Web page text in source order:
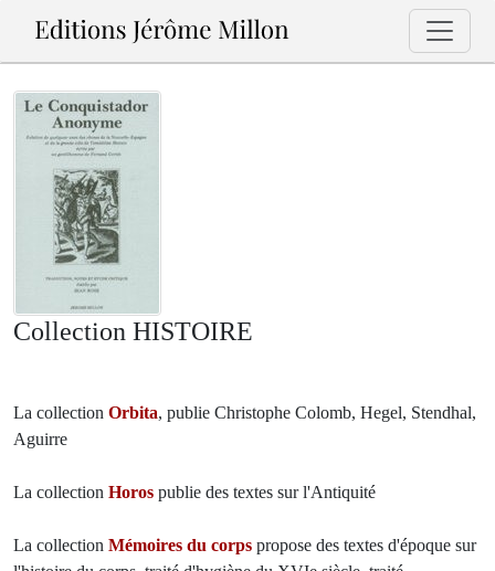
Collection HISTOIRE
La collection Orbita, publie Christophe Colomb, Hegel, Stendhal,
Aguirre
La collection Horos publie des textes sur l'Antiquité
La collection Mémoires du corps propose des textes d'époque sur